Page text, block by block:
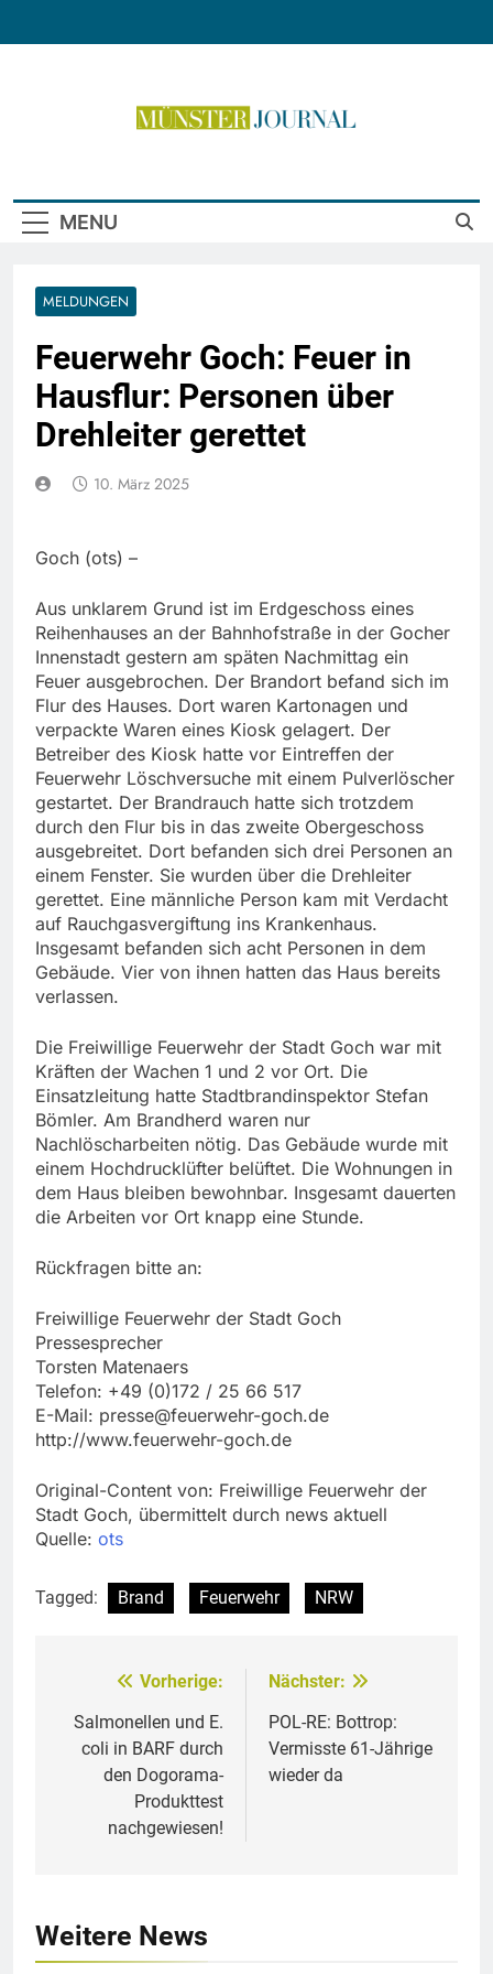
MENU
MELDUNGEN
Feuerwehr Goch: Feuer in
Hausflur: Personen über
Drehleiter gerettet
10. März 2025
Goch (ots) –
Aus unklarem Grund ist im Erdgeschoss eines
Reihenhauses an der Bahnhofstraße in der Gocher
Innenstadt gestern am späten Nachmittag ein
Feuer ausgebrochen. Der Brandort befand sich im
Flur des Hauses. Dort waren Kartonagen und
verpackte Waren eines Kiosk gelagert. Der
Betreiber des Kiosk hatte vor Eintreffen der
Feuerwehr Löschversuche mit einem Pulverlöscher
gestartet. Der Brandrauch hatte sich trotzdem
durch den Flur bis in das zweite Obergeschoss
ausgebreitet. Dort befanden sich drei Personen an
einem Fenster. Sie wurden über die Drehleiter
gerettet. Eine männliche Person kam mit Verdacht
auf Rauchgasvergiftung ins Krankenhaus.
Insgesamt befanden sich acht Personen in dem
Gebäude. Vier von ihnen hatten das Haus bereits
verlassen.
Die Freiwillige Feuerwehr der Stadt Goch war mit
Kräften der Wachen 1 und 2 vor Ort. Die
Einsatzleitung hatte Stadtbrandinspektor Stefan
Bömler. Am Brandherd waren nur
Nachlöscharbeiten nötig. Das Gebäude wurde mit
einem Hochdrucklüfter belüftet. Die Wohnungen in
dem Haus bleiben bewohnbar. Insgesamt dauerten
die Arbeiten vor Ort knapp eine Stunde.
Rückfragen bitte an:
Freiwillige Feuerwehr der Stadt Goch
Pressesprecher
Torsten Matenaers
Telefon: +49 (0)172 / 25 66 517
E-Mail: presse@feuerwehr-goch.de
http://www.feuerwehr-goch.de
Original-Content von: Freiwillige Feuerwehr der
Stadt Goch, übermittelt durch news aktuell
Quelle: ots
Tagged: Brand Feuerwehr NRW
Beitragsnavigation
Vorherige:
Salmonellen und E.
coli in BARF durch
den Dogorama-
Produkttest
nachgewiesen!
Nächster:
POL-RE: Bottrop:
Vermisste 61-Jährige
wieder da
Weitere News